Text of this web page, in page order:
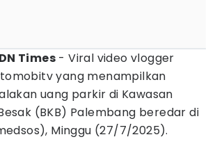
Times - Viral video vlogger
yang menampilkan
uang parkir di Kawasan
(BKB) Palembang beredar di
Minggu (27/7/2025).